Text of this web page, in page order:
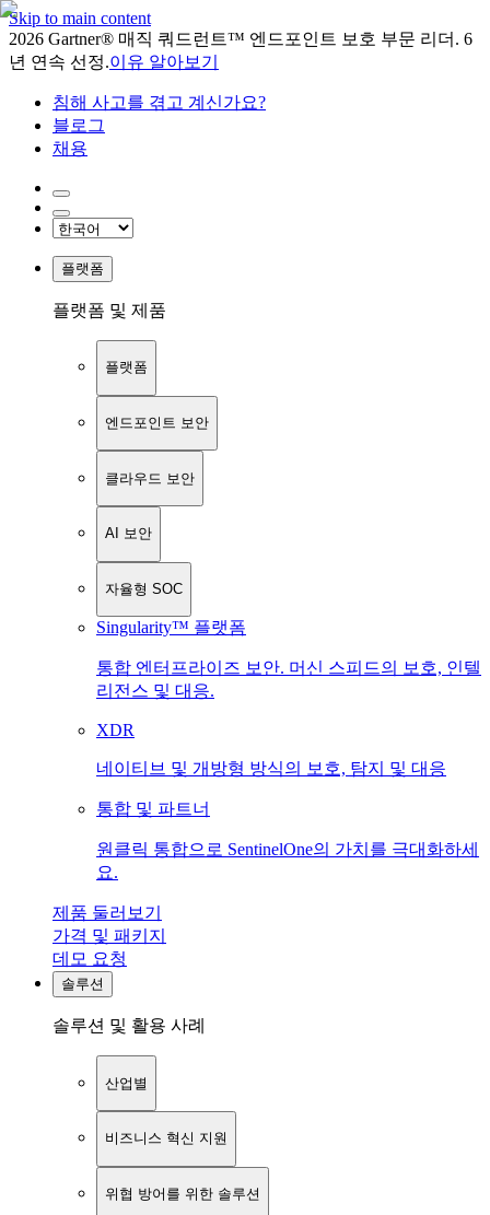
Skip to main content
2026 Gartner® 매직 쿼드런트™ 엔드포인트 보호 부문 리더. 6
년 연속 선정.이유 알아보기
침해 사고를 겪고 계신가요?
블로그
채용
플랫폼
플랫폼 및 제품
플랫폼
엔드포인트 보안
클라우드 보안
AI 보안
자율형 SOC
Singularity™ 플랫폼
통합 엔터프라이즈 보안. 머신 스피드의 보호, 인텔
리전스 및 대응.
XDR
네이티브 및 개방형 방식의 보호, 탐지 및 대응
통합 및 파트너
원클릭 통합으로 SentinelOne의 가치를 극대화하세
요.
제품 둘러보기
가격 및 패키지
데모 요청
솔루션
솔루션 및 활용 사례
산업별
비즈니스 혁신 지원
위협 방어를 위한 솔루션